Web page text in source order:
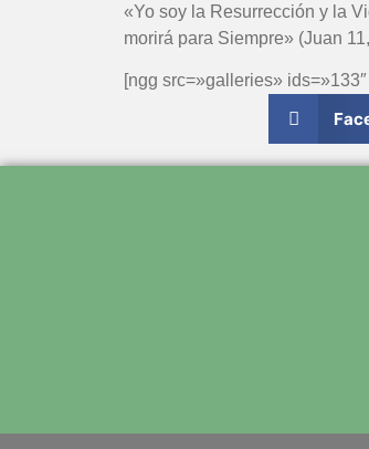
«Yo soy la Resurrección y la
morirá para Siempre» (Juan
[ngg src=»galleries»